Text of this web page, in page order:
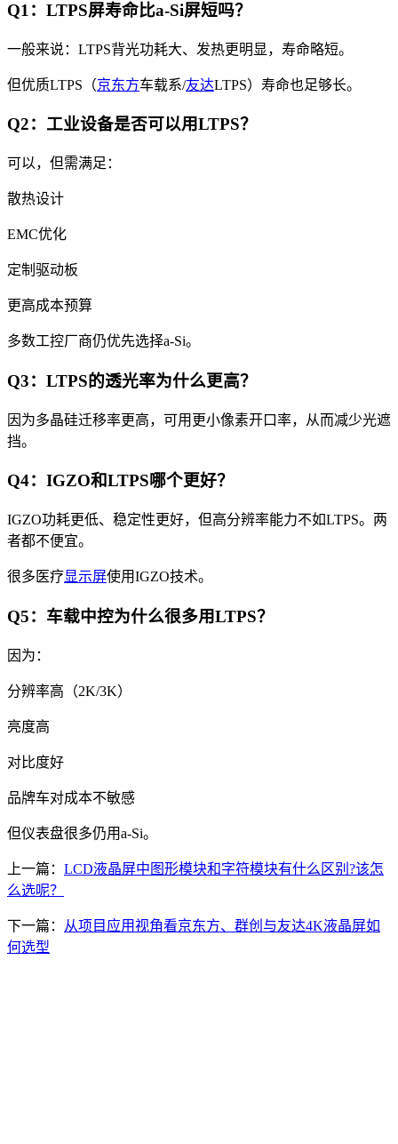
Q1：LTPS屏寿命比a-Si屏短吗？
一般来说：LTPS背光功耗大、发热更明显，寿命略短。
但优质LTPS（京东方车载系/友达LTPS）寿命也足够长。
Q2：工业设备是否可以用LTPS？
可以，但需满足：
散热设计
EMC优化
定制驱动板
更高成本预算
多数工控厂商仍优先选择a-Si。
Q3：LTPS的透光率为什么更高？
因为多晶硅迁移率更高，可用更小像素开口率，从而减少光遮
挡。
Q4：IGZO和LTPS哪个更好？
IGZO功耗更低、稳定性更好，但高分辨率能力不如LTPS。两
者都不便宜。
很多医疗显示屏使用IGZO技术。
Q5：车载中控为什么很多用LTPS？
因为：
分辨率高（2K/3K）
亮度高
对比度好
品牌车对成本不敏感
但仪表盘很多仍用a-Si。
上一篇： LCD液晶屏中图形模块和字符模块有什么区别?该怎
么选呢？
下一篇：
从项目应用视角看京东方、群创与友达4K液晶屏如
何选型